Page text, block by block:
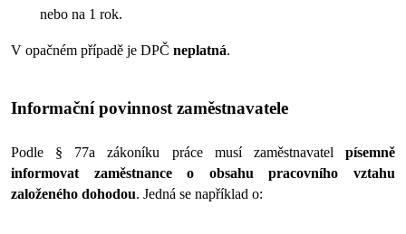
nebo na 1 rok.
V opačném případě je DPČ neplatná.
Informační povinnost zaměstnavatele
Podle § 77a zákoníku práce musí zaměstnavatel písemně
informovat zaměstnance o obsahu pracovního vztahu
založeného dohodou. Jedná se například o: